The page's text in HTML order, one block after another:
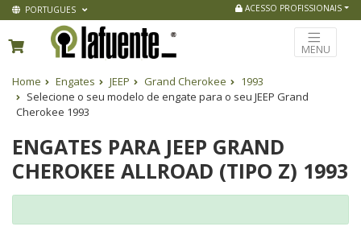
PORTUGUES ACESSO PROFISSIONAIS
MENU
Home Engates JEEP Grand Cherokee
1993
Selecione o seu modelo de engate para o seu JEEP Grand
Cherokee 1993
ENGATES PARA JEEP GRAND
CHEROKEE ALLROAD (TIPO Z) 1993